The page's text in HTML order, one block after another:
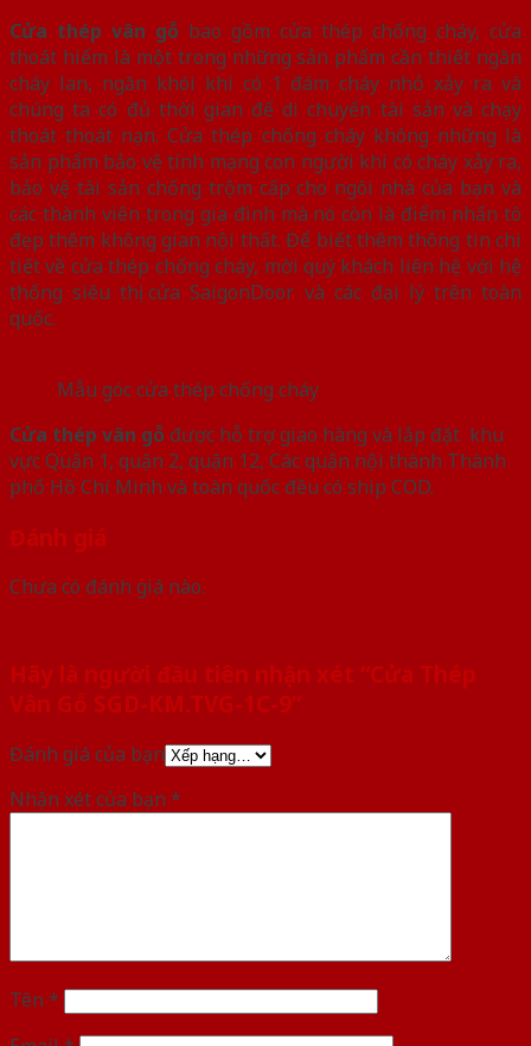
Cửa thép vân gỗ bao gồm cửa thép chống cháy, cửa
thoát hiểm là một trong những sản phẩm cần thiết ngăn
cháy lan, ngăn khói khi có 1 đám cháy nhỏ xảy ra và
chúng ta có đủ thời gian để di chuyển tài sản và chạy
thoát thoát nạn. Cửa thép chống cháy không những là
sản phẩm bảo vệ tính mạng con người khi có cháy xảy ra,
bảo vệ tài sản chống trộm cấp cho ngôi nhà của bạn và
các thành viên trong gia đình mà nó còn là điểm nhấn tô
đẹp thêm không gian nội thất. Để biết thêm thông tin chi
tiết về cửa thép chống cháy, mời quý khách liên hệ với hệ
thống siêu thị cửa SaigonDoor và các đại lý trên toàn
quốc.
Mẫu góc cửa thép chống cháy
Cửa thép vân gỗ được hỗ trợ giao hàng và lắp đặt khu
vực Quận 1, quận 2, quận 12, Các quận nội thành Thành
phố Hồ Chí Minh và toàn quốc đều có ship COD.
Đánh giá
Chưa có đánh giá nào.
Hãy là người đầu tiên nhận xét “Cửa Thép
Vân Gỗ SGD-KM.TVG-1C-9”
Đánh giá của bạn
Nhận xét của bạn *
Tên *